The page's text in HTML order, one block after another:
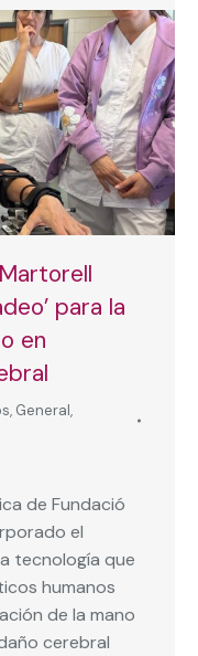
para la
en
, General,
de Fundació
el
tecnología que
humanos
de la mano
cerebral